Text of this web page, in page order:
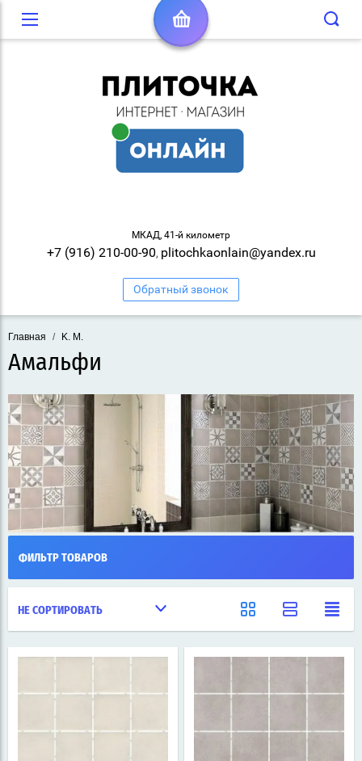
МКАД, 41-й километр
+7 (916) 210-00-90, plitochkaonlain@yandex.ru
Обратный звонок
Главная / K. M.
Амальфи
ФИЛЬТР ТОВАРОВ
НЕ СОРТИРОВАТЬ